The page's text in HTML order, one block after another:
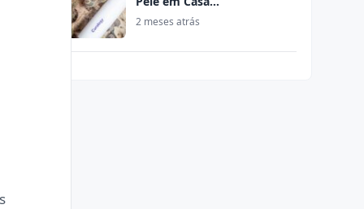
2 meses atrás